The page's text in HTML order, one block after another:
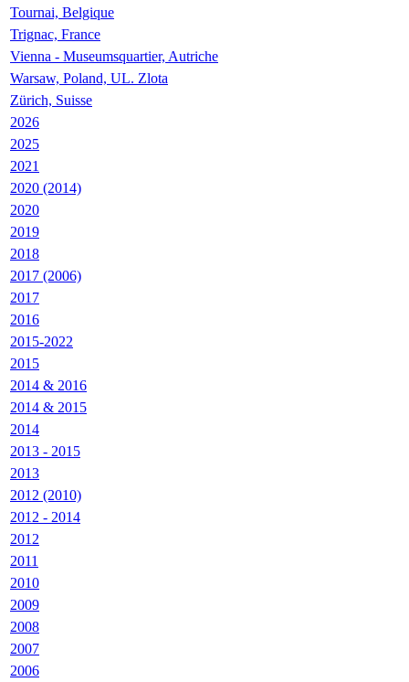
Tournai, Belgique
Trignac, France
Vienna - Museumsquartier, Autriche
Warsaw, Poland, UL. Zlota
Zürich, Suisse
2026
2025
2021
2020 (2014)
2020
2019
2018
2017 (2006)
2017
2016
2015-2022
2015
2014 & 2016
2014 & 2015
2014
2013 - 2015
2013
2012 (2010)
2012 - 2014
2012
2011
2010
2009
2008
2007
2006